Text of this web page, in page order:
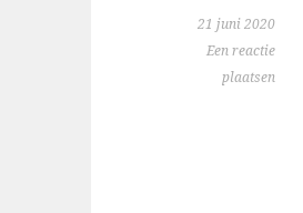
21 juni 2020
Een reactie
plaatsen